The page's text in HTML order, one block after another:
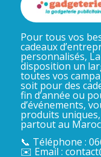
Pour tous vos
cadeaux
personnalisés,
disposition un
toutes vos
soit pour des
fin d’année ou
d’événements,
produits
partout au
📞 Téléphone :
✉️ Email :